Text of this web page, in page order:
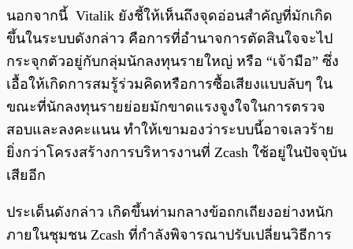
นอกจากนี้ Vitalik ยังชี้ให้เห็นถึงจุดอ่อนสำคัญที่มักเกิด
ขึ้นในระบบดังกล่าว คือการที่อำนาจการตัดสินใจจะไป
กระจุกตัวอยู่กับกลุ่มนักลงทุนรายใหญ่ หรือ “เจ้ามือ” ซึ่ง
เอื้อให้เกิดการสมรู้ร่วมคิดหรือการซื้อเสียงแบบลับๆ ใน
ขณะที่นักลงทุนรายย่อยมักขาดแรงจูงใจในการตรวจ
สอบและลงคะแนน ทำให้เขามองว่าระบบนี้อาจเลวร้าย
ยิ่งกว่าโครงสร้างการบริหารงานที่ Zcash ใช้อยู่ในปัจจุบัน
เสียอีก
ประเด็นดังกล่าว เกิดขึ้นท่ามกลางข้อถกเถียงอย่างหนัก
ภายในชุมชน Zcash ที่กำลังพิจารณาปรับเปลี่ยนวิธีการ